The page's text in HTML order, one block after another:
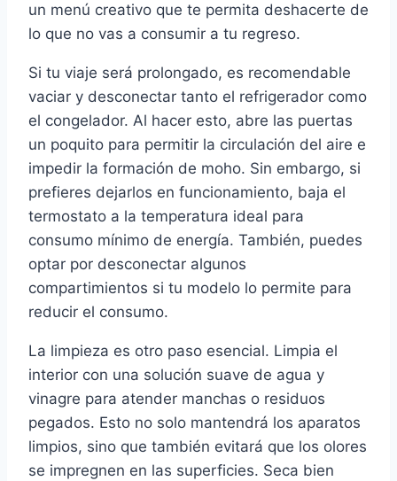
un menú creativo que te permita deshacerte de
lo que no vas a consumir a tu regreso.
Si tu viaje será prolongado, es recomendable
vaciar y desconectar tanto el refrigerador como
el congelador. Al hacer esto, abre las puertas
un poquito para permitir la circulación del aire e
impedir la formación de moho. Sin embargo, si
prefieres dejarlos en funcionamiento, baja el
termostato a la temperatura ideal para
consumo mínimo de energía. También, puedes
optar por desconectar algunos
compartimientos si tu modelo lo permite para
reducir el consumo.
La limpieza es otro paso esencial. Limpia el
interior con una solución suave de agua y
vinagre para atender manchas o residuos
pegados. Esto no solo mantendrá los aparatos
limpios, sino que también evitará que los olores
se impregnen en las superficies. Seca bien